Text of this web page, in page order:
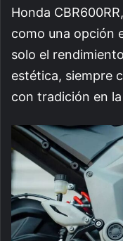
Honda
como una opción
solo el
estética, siempre
con tradición en